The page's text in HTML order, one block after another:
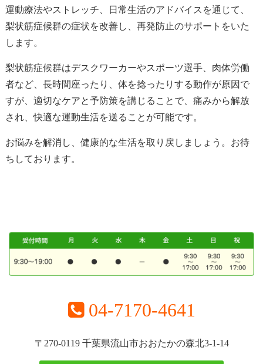
運動療法やストレッチ、日常生活のアドバイスを通じて、
梨状筋症候群の症状を改善し、再発防止のサポートをいた
します。
梨状筋症候群はデスクワーカーやスポーツ選手、肉体労働
者など、長時間座ったり、体を捻ったりする動作が原因で
すが、適切なケアと予防策を講じることで、痛みから解放
され、快適な運動生活を送ることが可能です。
お悩みを解消し、健康的な生活を取り戻しましょう。お待
ちしております。
04-7170-4641
〒270-0119 千葉県流山市おおたかの森北3-1-14